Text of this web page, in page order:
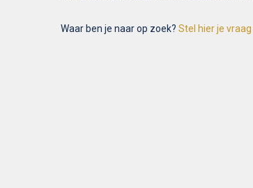
Waar ben je naar op zoek? Stel hier je vraag